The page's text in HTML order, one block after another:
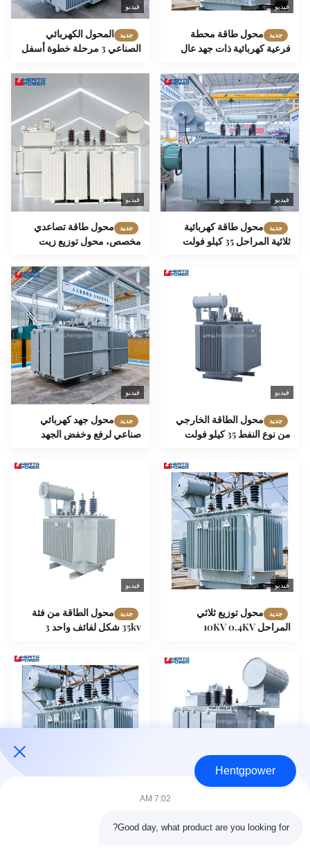
فيديو
جديد
محول طاقة محطة
فرعية كهربائية ذات جهد عالٍ
فولت إلى 3.15 كيلو فولت / 6.3
كيلو فولت / 10.5 كيلو فولت
فيديو
جديد
المحول الكهربائي
الصناعي 3 مرحلة خطوة أسفل
OEM
فيديو
جديد
محول طاقة كهربائية
ثلاثية المراحل 35 كيلو فولت
فيديو
جديد
محول طاقة تصاعدي
مخصص، محول توزيع زيت
كيلو فولت أمبير، 3150 كيلو
فولت أمبير
فيديو
جديد
محول الطاقة الخارجي
من نوع النفط 35 كيلو فولت
فيديو
جديد
محول جهد كهربائي
صناعي لرفع وخفض الجهد
فيديو
جديد
محول توزيع ثلاثي
المراحل 10KV 0.4KV
فيديو
جديد
محول الطاقة من فئة
35kv شكل لفائف واحد 3
محول رفع وخفض الجهد 1250
Hentgpower
7:02 AM
Good day, what product are you looking for?